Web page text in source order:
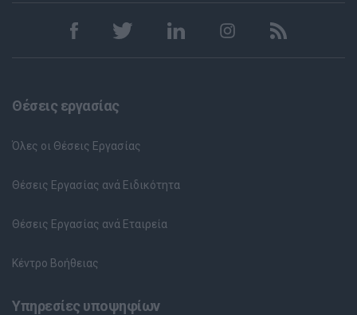
Θέσεις εργασίας
Όλες οι Θέσεις Εργασίας
Θέσεις Εργασίας ανά Ειδικότητα
Θέσεις Εργασίας ανά Εταιρεία
Κέντρο Βοήθειας
Υπηρεσίες υποψηφίων